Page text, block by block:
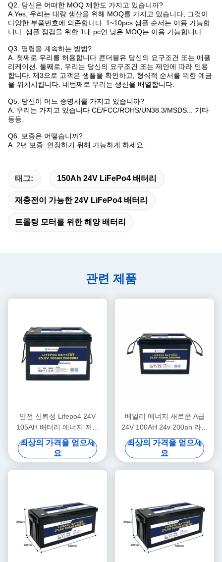
Q2. 당신은 어떠한 MOQ 제한도 가지고 있습니까?
A.Yes, 우리는 대량 생산을 위해 MOQ를 가지고 있습니다, 그것이
다양한 부품번호에 의존합니다. 1~10pcs 샘플 순서는 이용 가능합
니다. 샘플 점검을 위한 1대 pc인 낮은 MOQ는 이용 가능합니다.
Q3. 명령을 계속하는 방법?
A. 첫째로 우리를 허용합니다 콘더블유 당신의 요구조건 또는 애플
리케이션. 둘째로, 우리는 당신의 요구조건 또는 제안에 따라 인용
합니다. 제3으로 고객은 샘플을 확인하고, 형식적 순서를 위한 예금
을 위치시킵니다. 네번째로 우리는 생산을 배열합니다.
Q5. 당신이 어느 증명서를 가지고 있습니까?
A. 우리는 가지고 있습니다 CE/FCC/ROHS/UN38.3/MSDS... 기타
등등.
Q6. 보증은 어떻습니까?
A. 2년 보증. 연장하기 위해 가능하게 하세요.
태그: 150Ah 24V LiFePo4 배터리
재충전이 가능한 24V LiFePo4 배터리
트롤링 모터를 위한 해양 배터리
관련 제품
안전 신뢰성 Lifepo4 24V
105AH 배터리 에너지 저장
태양광 발전 시스템 해양
최상의 가격을 얻으세
요
베일리 에너지 새로운 A급
24V 100AH 24v 200ah 라이
프포4 배터리 트럭 전원 공급
최상의 가격을 얻으세
요